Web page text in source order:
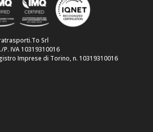
Srl
P. IVA 10319310016
Imprese di Torino, n. 10319310016